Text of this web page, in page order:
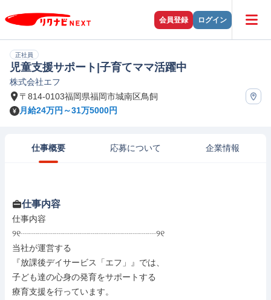
会員登録 ログイン
正社員
児童支援サポート|子育てママ活躍中
株式会社エフ
〒814-0103福岡県福岡市城南区鳥飼
月給24万円～31万5000円
仕事概要 応募について 企業情報
仕事内容
仕事内容
୨୧┈┈┈┈┈┈┈┈┈┈┈┈┈┈┈┈୨୧
当社が運営する
『放課後デイサービス「エフ」』では、
子ども達の心身の発育をサポートする
療育支援を行っています。